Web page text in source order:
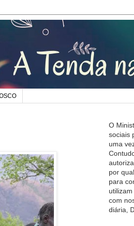
O
sociais
uma
por
para
com
diária,